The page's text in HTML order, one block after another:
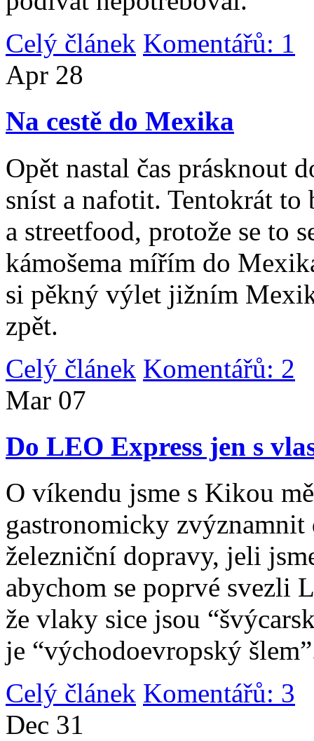
Celý článek Komentářů: 1
Apr 28
Na cestě do Mexika
Opět nastal čas prásknout
sníst a nafotit. Tentokrát
a streetfood, protože se to
kámošema mířím do
si pěkný výlet jižním
zpět.
Celý článek Komentářů: 2
Mar 07
Do LEO Express jen s
O víkendu jsme s Kikou
gastronomicky
železniční dopravy, jeli
abychom se poprvé svezli
že vlaky sice jsou
je “východoevropský
Celý článek Komentářů: 3
Dec 31